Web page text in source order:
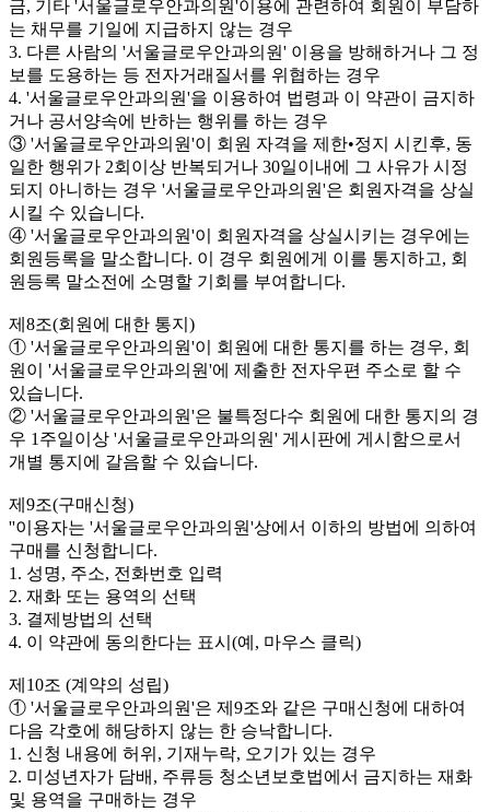
금, 기타 '서울글로우안과의원'이용에 관련하여 회원이 부담하
는 채무를 기일에 지급하지 않는 경우
3. 다른 사람의 '서울글로우안과의원' 이용을 방해하거나 그 정
보를 도용하는 등 전자거래질서를 위협하는 경우
4. '서울글로우안과의원'을 이용하여 법령과 이 약관이 금지하
거나 공서양속에 반하는 행위를 하는 경우
③ '서울글로우안과의원'이 회원 자격을 제한•정지 시킨후, 동
일한 행위가 2회이상 반복되거나 30일이내에 그 사유가 시정
되지 아니하는 경우 '서울글로우안과의원'은 회원자격을 상실
시킬 수 있습니다.
④ '서울글로우안과의원'이 회원자격을 상실시키는 경우에는
회원등록을 말소합니다. 이 경우 회원에게 이를 통지하고, 회
원등록 말소전에 소명할 기회를 부여합니다.
제8조(회원에 대한 통지)
① '서울글로우안과의원'이 회원에 대한 통지를 하는 경우, 회
원이 '서울글로우안과의원'에 제출한 전자우편 주소로 할 수
있습니다.
② '서울글로우안과의원'은 불특정다수 회원에 대한 통지의 경
우 1주일이상 '서울글로우안과의원' 게시판에 게시함으로서
개별 통지에 갈음할 수 있습니다.
제9조(구매신청)
''이용자는 '서울글로우안과의원'상에서 이하의 방법에 의하여
구매를 신청합니다.
1. 성명, 주소, 전화번호 입력
2. 재화 또는 용역의 선택
3. 결제방법의 선택
4. 이 약관에 동의한다는 표시(예, 마우스 클릭)
제10조 (계약의 성립)
① '서울글로우안과의원'은 제9조와 같은 구매신청에 대하여
다음 각호에 해당하지 않는 한 승낙합니다.
1. 신청 내용에 허위, 기재누락, 오기가 있는 경우
2. 미성년자가 담배, 주류등 청소년보호법에서 금지하는 재화
및 용역을 구매하는 경우